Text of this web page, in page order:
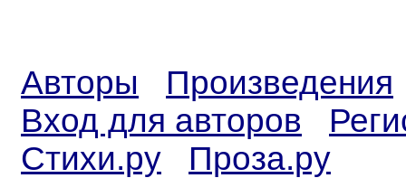
Авторы
Произведения
Вход для авторов
Стихи.ру
Проза.ру